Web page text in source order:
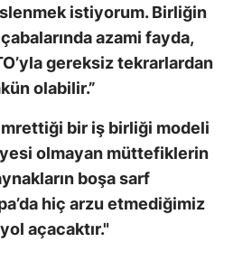
istiyorum. Birliğin
azami fayda,
gereksiz tekrarlardan
olabilir.”
bir iş birliği modeli
olmayan müttefiklerin
boşa sarf
hiç arzu etmediğimiz
açacaktır."